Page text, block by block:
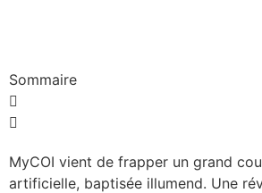
Sommaire
MyCOI vient de frapper un grand
artificielle, baptisée illumend. Une